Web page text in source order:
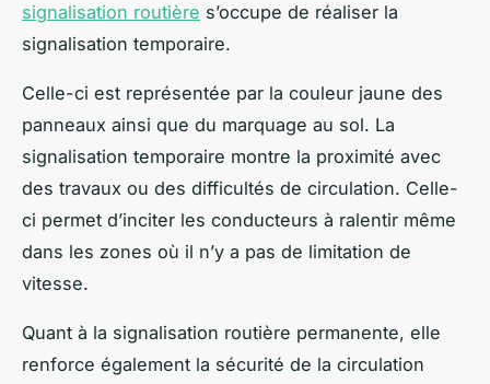
signalisation routière s’occupe de réaliser la
signalisation temporaire.
Celle-ci est représentée par la couleur jaune des
panneaux ainsi que du marquage au sol. La
signalisation temporaire montre la proximité avec
des travaux ou des difficultés de circulation. Celle-
ci permet d’inciter les conducteurs à ralentir même
dans les zones où il n’y a pas de limitation de
vitesse.
Quant à la signalisation routière permanente, elle
renforce également la sécurité de la circulation